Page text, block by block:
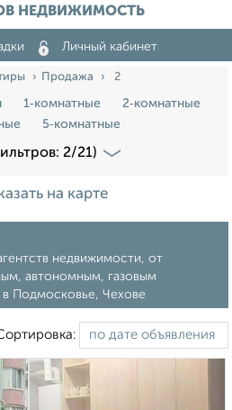
НЕДВИЖИМОСТЬ
Личный кабинет
Продажа 2
1‑комнатные
2‑комнатные
5‑комнатные
2/21)
на карте
недвижимости, от
автономным, газовым
Подмосковье, Чехове